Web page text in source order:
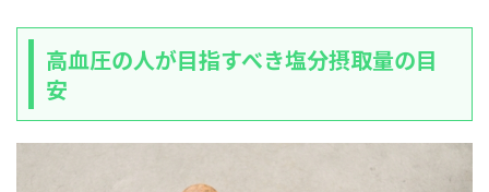
高血圧の人が目指すべき塩分摂取量の目
安